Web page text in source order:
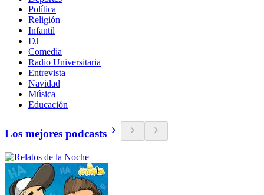
Política
Religión
Infantil
DJ
Comedia
Radio Universitaria
Entrevista
Navidad
Música
Educación
Los mejores podcasts